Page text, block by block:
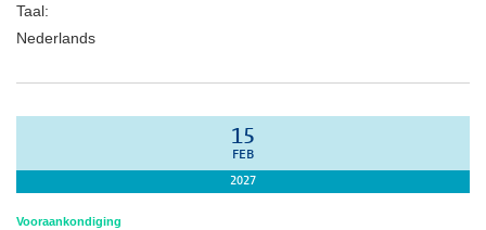
Taal:
Nederlands
15
FEB
2027
Vooraankondiging